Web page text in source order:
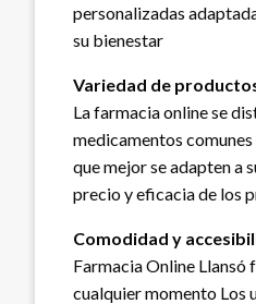
personalizadas
su bienestar
Variedad de
La farmacia online se
medicamentos
que mejor se adapten a
precio y eficacia de los
Comodidad y
Farmacia Online Llansó
cualquier momento Los